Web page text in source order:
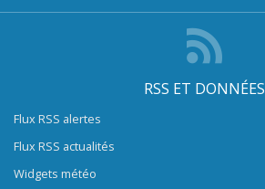
RSS ET DONNÉES
Flux RSS alertes
Flux RSS actualités
Widgets météo